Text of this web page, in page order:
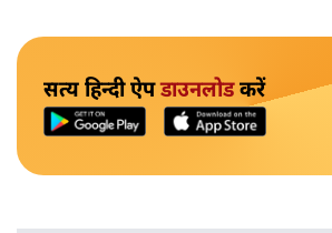
सत्य हिन्दी ऐपडाउनलोडकरें